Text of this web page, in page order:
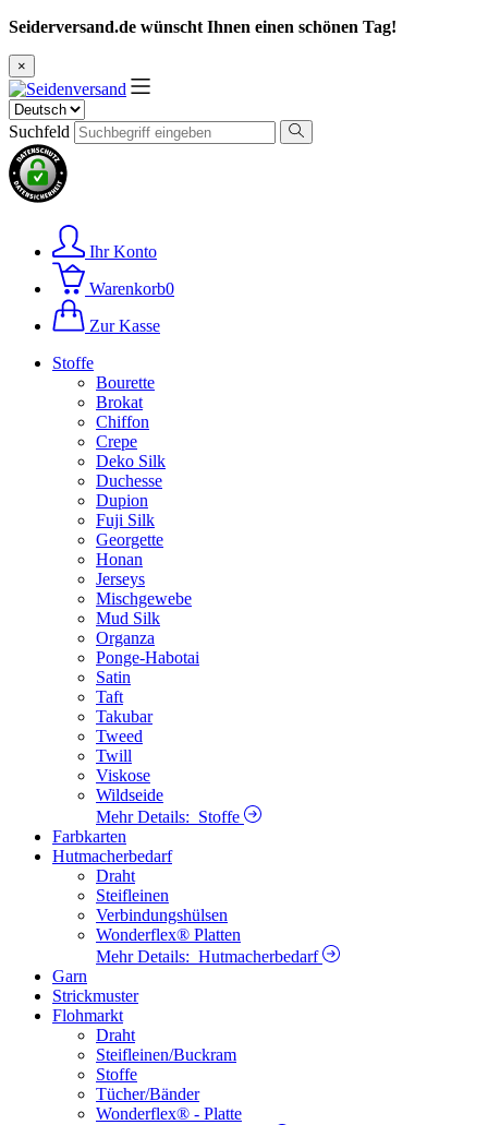
Seiderversand.de wünscht Ihnen einen schönen Tag!
×
Suchfeld
Ihr Konto
Warenkorb0
Zur Kasse
Stoffe
Bourette
Brokat
Chiffon
Crepe
Deko Silk
Duchesse
Dupion
Fuji Silk
Georgette
Honan
Jerseys
Mischgewebe
Mud Silk
Organza
Ponge-Habotai
Satin
Taft
Takubar
Tweed
Twill
Viskose
Wildseide
Mehr Details: Stoffe
Farbkarten
Hutmacherbedarf
Draht
Steifleinen
Verbindungshülsen
Wonderflex® Platten
Mehr Details: Hutmacherbedarf
Garn
Strickmuster
Flohmarkt
Draht
Steifleinen/Buckram
Stoffe
Tücher/Bänder
Wonderflex® - Platte